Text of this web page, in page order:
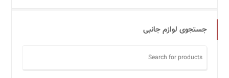
جستجوی لوازم جانبی